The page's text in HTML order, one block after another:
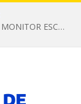
PROCESSO SELETIVO SIMPLIFICADO PARA MONITOR ESCOLAR